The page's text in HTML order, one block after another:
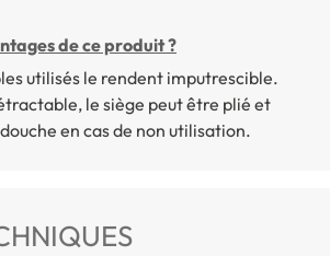
de ce produit ?
utilisés le rendent imputrescible.
le siège peut être plié et
en cas de non utilisation.